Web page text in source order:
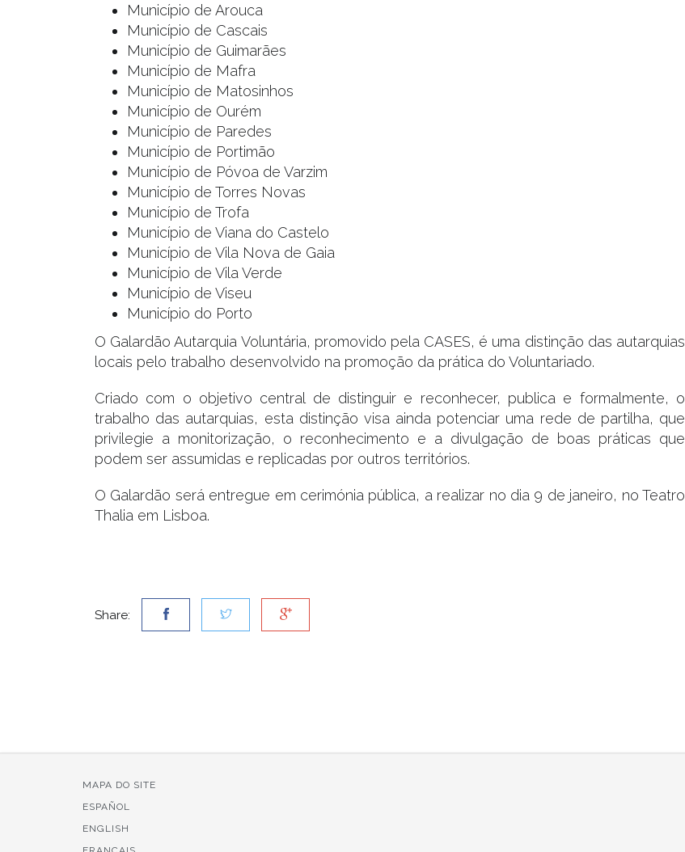
Município de Arouca
Município de Cascais
Município de Guimarães
Município de Mafra
Município de Matosinhos
Município de Ourém
Município de Paredes
Município de Portimão
Município de Póvoa de Varzim
Município de Torres Novas
Município de Trofa
Município de Viana do Castelo
Município de Vila Nova de Gaia
Município de Vila Verde
Município de Viseu
Município do Porto
O Galardão Autarquia Voluntária, promovido pela CASES, é uma distinção das autarquias
locais pelo trabalho desenvolvido na promoção da prática do Voluntariado.
Criado com o objetivo central de distinguir e reconhecer, publica e formalmente, o
trabalho das autarquias, esta distinção visa ainda potenciar uma rede de partilha, que
privilegie a monitorização, o reconhecimento e a divulgação de boas práticas que
podem ser assumidas e replicadas por outros territórios.
O Galardão será entregue em cerimónia pública, a realizar no dia 9 de janeiro, no Teatro
Thalia em Lisboa.
Share:
MAPA DO SITE
ESPAÑOL
ENGLISH